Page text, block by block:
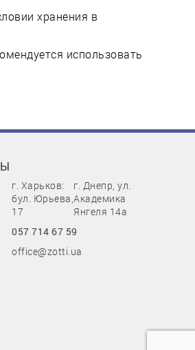
хранения в
использовать
г. Харьков:
бул. Юрьева,
17
г. Днепр, ул.
Академика
Янгеля 14а
057 714 67 59
office@zotti.ua